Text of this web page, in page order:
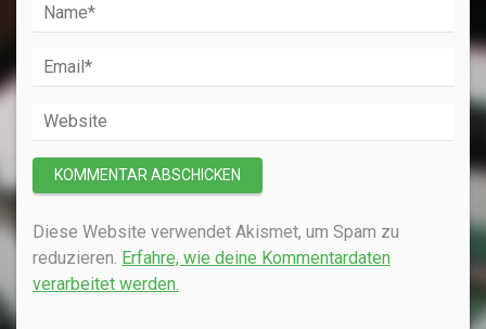
Diese Website verwendet Akismet, um Spam zu
reduzieren. Erfahre, wie deine Kommentardaten
verarbeitet werden.